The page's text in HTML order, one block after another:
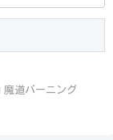
魔道バーニング